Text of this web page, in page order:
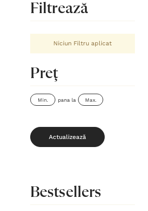
Filtrează
Niciun Filtru aplicat
Preţ
pana la
Actualizează
Bestsellers